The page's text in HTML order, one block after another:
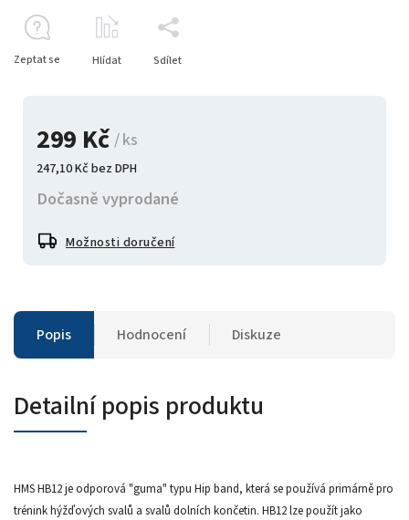
299 Kč / ks
247,10 Kč bez DPH
Dočasně vyprodané
Možnosti doručení
Zeptat se Hlídat Sdílet
Popis Hodnocení Diskuze
Detailní popis produktu
HMS HB12 je odporová "guma" typu Hip band, která se používá primárně pro
trénink hýžďových svalů a svalů dolních končetin. HB12 lze použít jako